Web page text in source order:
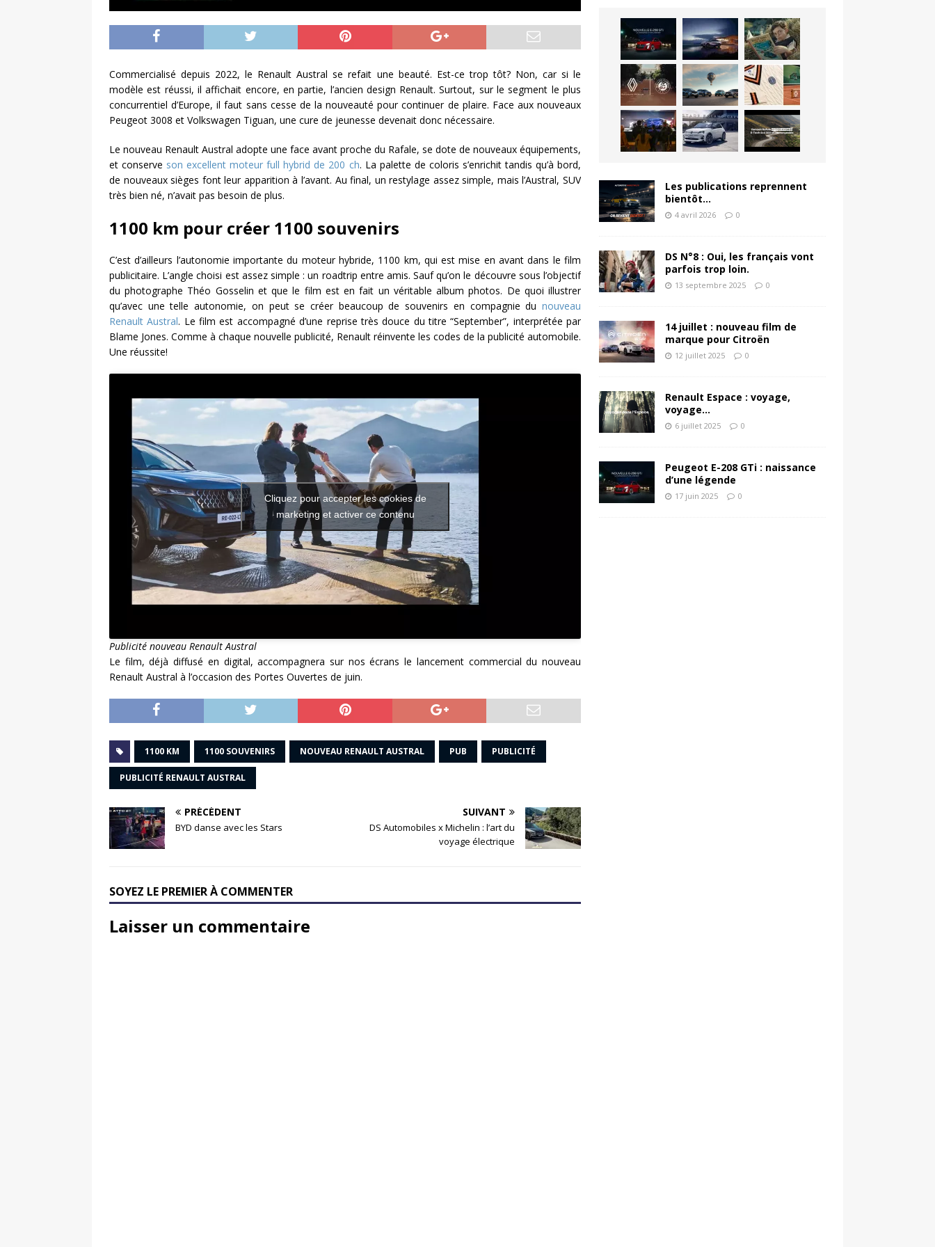
Commercialisé depuis 2022, le Renault Austral se refait une beauté. Est-ce trop tôt? Non, car si le
modèle est réussi, il affichait encore, en partie, l’ancien design Renault. Surtout, sur le segment le plus
concurrentiel d’Europe, il faut sans cesse de la nouveauté pour continuer de plaire. Face aux nouveaux
Peugeot 3008 et Volkswagen Tiguan, une cure de jeunesse devenait donc nécessaire.
Le nouveau Renault Austral adopte une face avant proche du Rafale, se dote de nouveaux équipements,
et conserve son excellent moteur full hybrid de 200 ch. La palette de coloris s’enrichit tandis qu’à bord,
de nouveaux sièges font leur apparition à l’avant. Au final, un restylage assez simple, mais l’Austral, SUV
très bien né, n’avait pas besoin de plus.
1100 km pour créer 1100 souvenirs
C’est d’ailleurs l’autonomie importante du moteur hybride, 1100 km, qui est mise en avant dans le film
publicitaire. L’angle choisi est assez simple : un roadtrip entre amis. Sauf qu’on le découvre sous l’objectif
du photographe Théo Gosselin et que le film est en fait un véritable album photos. De quoi illustrer
qu’avec une telle autonomie, on peut se créer beaucoup de souvenirs en compagnie du nouveau
Renault Austral. Le film est accompagné d’une reprise très douce du titre “September”, interprétée par
Blame Jones. Comme à chaque nouvelle publicité, Renault réinvente les codes de la publicité automobile.
Une réussite!
Cliquez pour accepter les cookies de
marketing et activer ce contenu
Publicité nouveau Renault Austral
Le film, déjà diffusé en digital, accompagnera sur nos écrans le lancement commercial du nouveau
Renault Austral à l’occasion des Portes Ouvertes de juin.
1100 KM 1100 SOUVENIRS NOUVEAU RENAULT AUSTRAL PUB PUBLICITÉ
PUBLICITÉ RENAULT AUSTRAL
PRÉCÉDENT
BYD danse avec les Stars
SUIVANT
DS Automobiles x Michelin : l’art du
voyage électrique
SOYEZ LE PREMIER À COMMENTER
Laisser un commentaire
Les publications reprennent
bientôt…
4 avril 2026 0
DS N°8 : Oui, les français vont
parfois trop loin.
13 septembre 2025 0
14 juillet : nouveau film de
marque pour Citroën
12 juillet 2025 0
Renault Espace : voyage,
voyage…
6 juillet 2025 0
Peugeot E-208 GTi : naissance
d’une légende
17 juin 2025 0